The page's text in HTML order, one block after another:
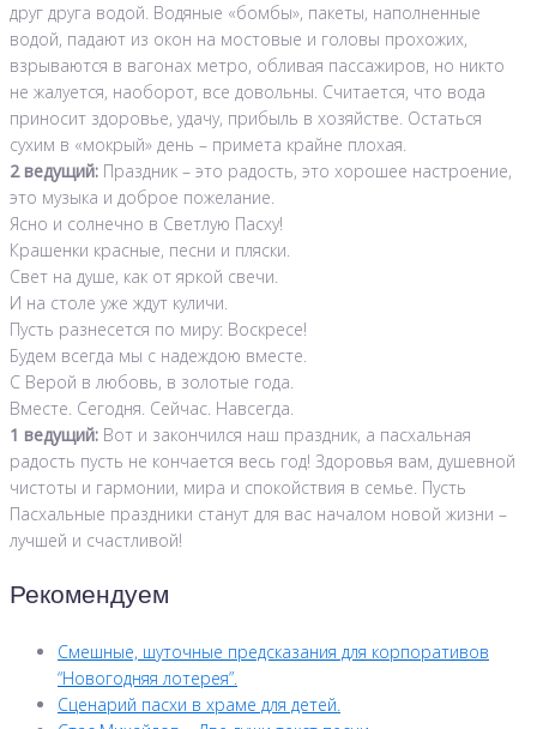
друг друга водой. Водяные «бомбы», пакеты, наполненные
водой, падают из окон на мостовые и головы прохожих,
взрываются в вагонах метро, обливая пассажиров, но никто
не жалуется, наоборот, все довольны. Считается, что вода
приносит здоровье, удачу, прибыль в хозяйстве. Остаться
сухим в «мокрый» день – примета крайне плохая.
2 ведущий: Праздник – это радость, это хорошее настроение,
это музыка и доброе пожелание.
Ясно и солнечно в Светлую Пасху!
Крашенки красные, песни и пляски.
Свет на душе, как от яркой свечи.
И на столе уже ждут куличи.
Пусть разнесется по миру: Воскресе!
Будем всегда мы с надеждою вместе.
С Верой в любовь, в золотые года.
Вместе. Сегодня. Сейчас. Навсегда.
1 ведущий: Вот и закончился наш праздник, а пасхальная
радость пусть не кончается весь год! Здоровья вам, душевной
чистоты и гармонии, мира и спокойствия в семье. Пусть
Пасхальные праздники станут для вас началом новой жизни –
лучшей и счастливой!
Рекомендуем
Смешные, шуточные предсказания для корпоративов
“Новогодняя лотерея”.
Сценарий пасхи в храме для детей.